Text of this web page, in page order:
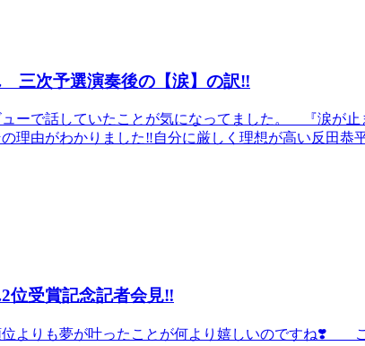
次予選演奏後の【涙】の訳‼️
ーで話していたことが気になってました。 『涙が止
理由がわかりました‼️自分に厳しく理想が高い反田恭
受賞記念記者会見‼️
位よりも夢が叶ったことが何より嬉しいのですね❣️